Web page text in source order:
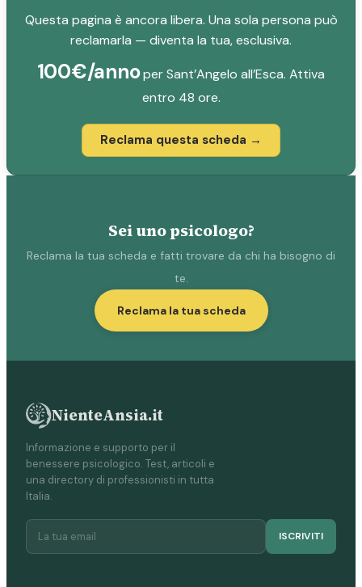
Questa pagina è ancora libera. Una sola persona può
reclamarla — diventa la tua, esclusiva.
100€/annoper Sant’Angelo all’Esca. Attiva
entro 48 ore.
Reclama questa scheda →
Sei uno psicologo?
Reclama la tua scheda e fatti trovare da chi ha bisogno di
te.
Reclama la tua scheda
NienteAnsia.it
Informazione e supporto per il
benessere psicologico. Test, articoli e
una directory di professionisti in tutta
Italia.
ISCRIVITI